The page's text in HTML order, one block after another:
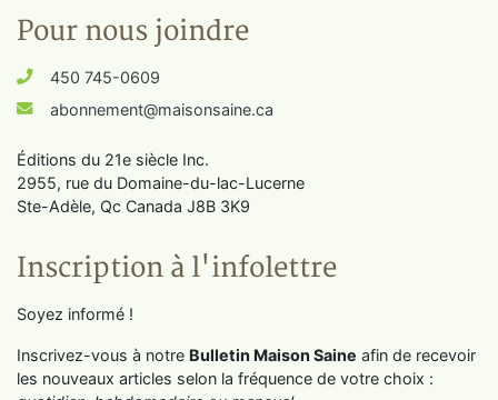
Pour nous joindre
450 745-0609
abonnement@maisonsaine.ca
Éditions du 21e siècle Inc.
2955, rue du Domaine-du-lac-Lucerne
Ste-Adèle, Qc Canada J8B 3K9
Inscription à l'infolettre
Soyez informé !
Inscrivez-vous à notre Bulletin Maison Saine afin de recevoir
les nouveaux articles selon la fréquence de votre choix :